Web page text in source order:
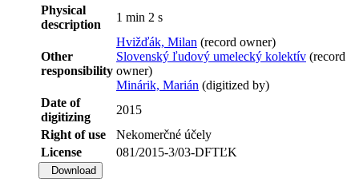
Physical
description
1 min 2 s
Other
responsibility
Hvižďák, Milan (record owner)
Slovenský ľudový umelecký kolektív (record
owner)
Minárik, Marián (digitized by)
Date of
digitizing
2015
Right of use
Nekomerčné účely
License
081/2015-3/03-DFTĽK
Download